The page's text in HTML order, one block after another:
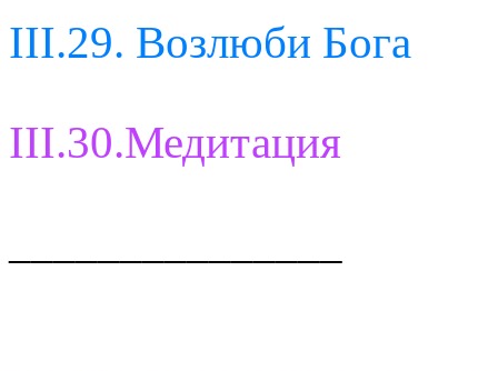
III.29. Возлюби Бога
III.30.Медитация